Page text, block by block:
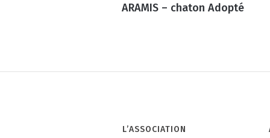
ARAMIS – chaton Adopté
L’ASSOCIATION